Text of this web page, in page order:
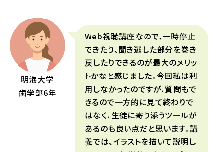
明海大学
歯学部6年
Web視聴講座なので、一時停止
できたり、聞き逃した部分を巻き
戻したりできるのが最大のメリッ
トかなと感じました。今回私は利
用しなかったのですが、質問もで
きるので一方的に見て終わりで
はなく、生徒に寄り添うツールが
あるのも良い点だと思います。講
義では、イラストを描いて説明し